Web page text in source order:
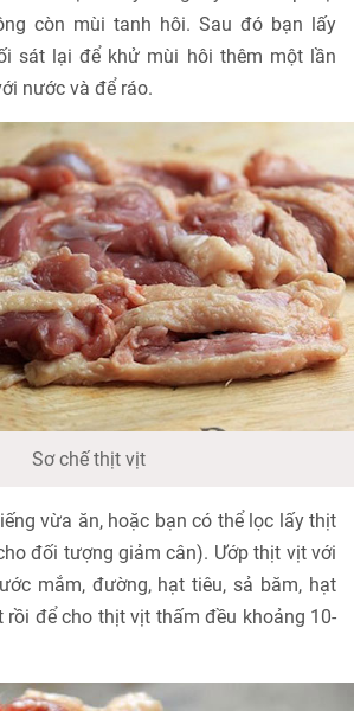
còn mùi tanh hôi. Sau đó bạn lấy
sát lại để khử mùi hôi thêm một lần
nước và để ráo.
Sơ chế thịt vịt
vừa ăn, hoặc bạn có thể lọc lấy thịt
đối tượng giảm cân). Ướp thịt vịt với
mắm, đường, hạt tiêu, sả băm, hạt
rồi để cho thịt vịt thấm đều khoảng 10-